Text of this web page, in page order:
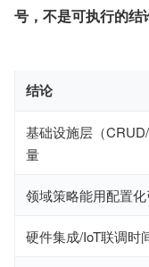
号，不是可执行的结
结论
基础设施层（
量
领域策略能用配置
硬件集成/IoT联调时